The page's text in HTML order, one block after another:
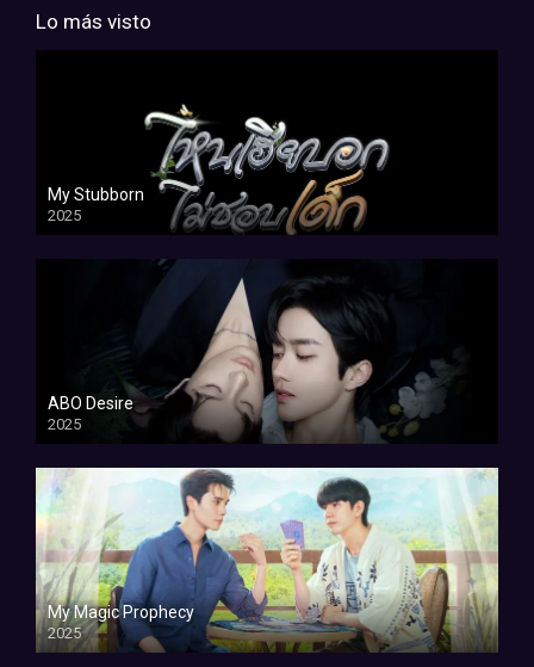
Lo más visto
My Stubborn
2025
ABO Desire
2025
My Magic Prophecy
2025